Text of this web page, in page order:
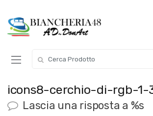
navigazione
questo
step
icons8-cerchio-di-rgb-1-
Lascia una risposta a %s